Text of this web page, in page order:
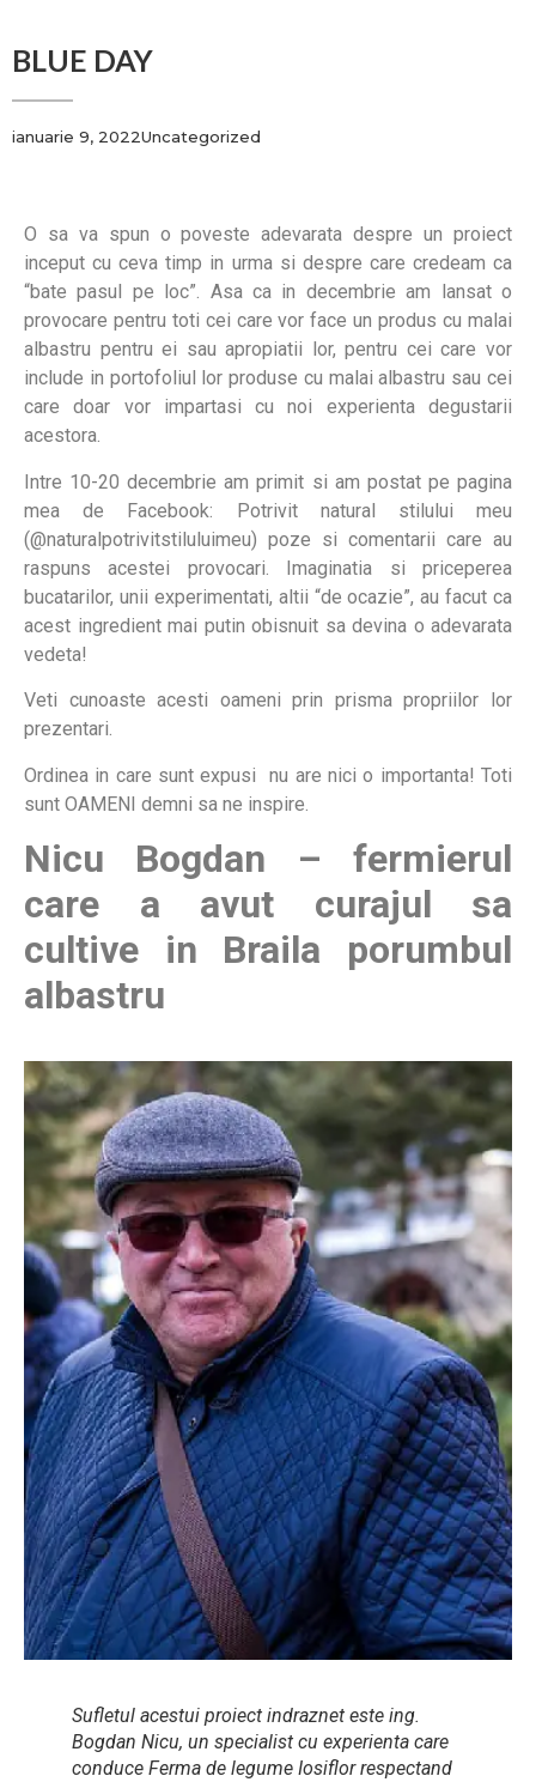
BLUE DAY
ianuarie 9, 2022Uncategorized
O sa va spun o poveste adevarata despre un proiect
inceput cu ceva timp in urma si despre care credeam ca
“bate pasul pe loc”. Asa ca in decembrie am lansat o
provocare pentru toti cei care vor face un produs cu malai
albastru pentru ei sau apropiatii lor, pentru cei care vor
include in portofoliul lor produse cu malai albastru sau cei
care doar vor impartasi cu noi experienta degustarii
acestora.
Intre 10-20 decembrie am primit si am postat pe pagina
mea de Facebook: Potrivit natural stilului meu
(@naturalpotrivitstiluluimeu) poze si comentarii care au
raspuns acestei provocari. Imaginatia si priceperea
bucatarilor, unii experimentati, altii “de ocazie”, au facut ca
acest ingredient mai putin obisnuit sa devina o adevarata
vedeta!
Veti cunoaste acesti oameni prin prisma propriilor lor
prezentari.
Ordinea in care sunt expusi nu are nici o importanta! Toti
sunt OAMENI demni sa ne inspire.
Nicu Bogdan – fermierul
care a avut curajul sa
cultive in Braila porumbul
albastru
Sufletul acestui proiect indraznet este ing.
Bogdan Nicu, un specialist cu experienta care
conduce Ferma de legume Iosiflor respectand